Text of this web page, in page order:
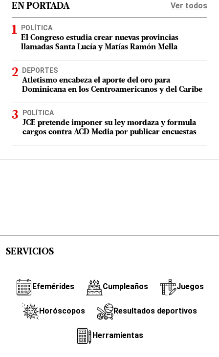
EN PORTADA Ver todos
POLÍTICA
El Congreso estudia crear nuevas provincias
llamadas Santa Lucía y Matías Ramón Mella
DEPORTES
Atletismo encabeza el aporte del oro para
Dominicana en los Centroamericanos y del Caribe
POLÍTICA
JCE pretende imponer su ley mordaza y formula
cargos contra ACD Media por publicar encuestas
SERVICIOS
Efemérides Cumpleaños Juegos
Horóscopos Resultados deportivos
Herramientas